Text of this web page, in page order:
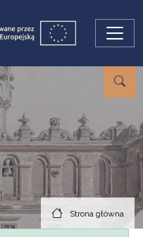
Strona główna